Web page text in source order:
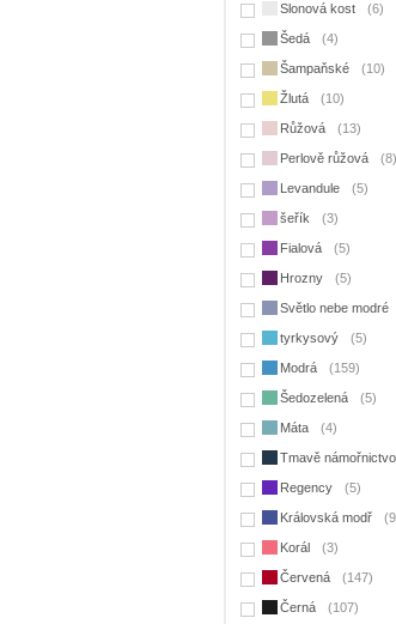
Slonová kost (6)
Šedá (4)
Šampaňské (10)
Žlutá (10)
Růžová (13)
Perlově růžová (8)
Levandule (5)
šeřík (3)
Fialová (5)
Hrozny (5)
Světlo nebe modré
tyrkysový (5)
Modrá (159)
Šedozelená (5)
Máta (4)
Tmavě námořnictvo
Regency (5)
Královská modř
Korál (3)
Červená (147)
Černá (107)